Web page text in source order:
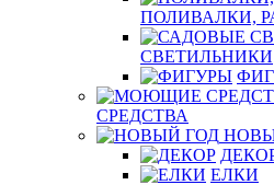
ПОЛИВАЛКИ,
СВЕТИЛЬНИКИ
СРЕДСТВА
ЕЛКИ